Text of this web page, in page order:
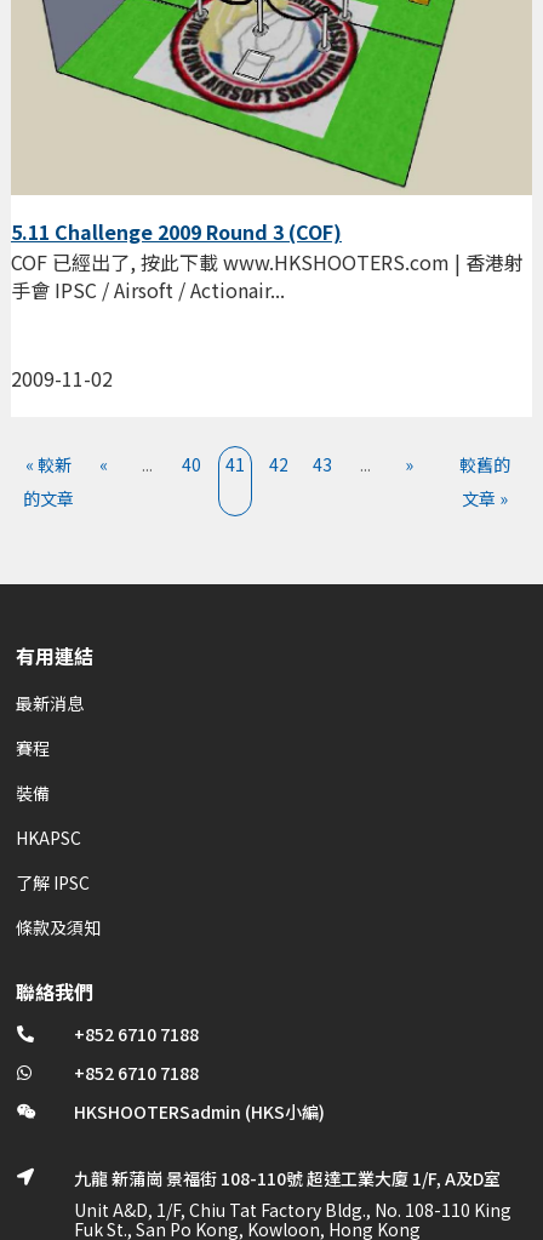
5.11 Challenge 2009 Round 3 (COF)
2009-11-02
COF 已經出了, 按此下載 www.HKSHOOTERS.com | 香港射
手會 IPSC / Airsoft / Actionair...
« 較新
的文章
« ... 40 41 42 43 ... »
較舊的
文章 »
有用連結
最新消息
賽程
裝備
HKAPSC
了解 IPSC
條款及須知
聯絡我們
 +852 6710 7188
 +852 6710 7188
 HKSHOOTERSadmin (HKS小編)

九龍 新蒲崗 景福街 108-110號 超達工業大廈 1/F, A及D室
Unit A&D, 1/F, Chiu Tat Factory Bldg., No. 108-110 King
Fuk St., San Po Kong, Kowloon, Hong Kong